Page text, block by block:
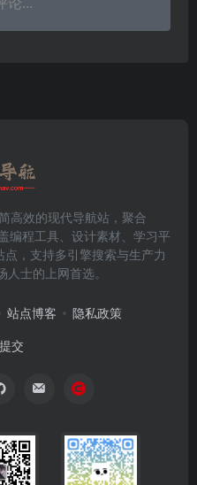
高效的现代导航站，聚合
编程工具、设计素材、学习平
，支持多引擎搜索与生产力
士的上网首选。
站点博客 隐私政策
交